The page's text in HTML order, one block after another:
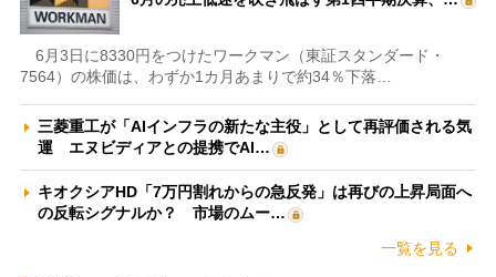
6月3日に8330円をつけたワークマン（東証スタンダード・
7564）の株価は、わずか1カ月あまりで約34％下落…
三菱重工が「AIインフラの新たな主役」として再評価される気
運 エヌビディアとの提携でAI…
キオクシアHD「7万円割れからの急反発」は再びの上昇局面へ
の反転シグナルか？ 市場のムー…
一覧を見る